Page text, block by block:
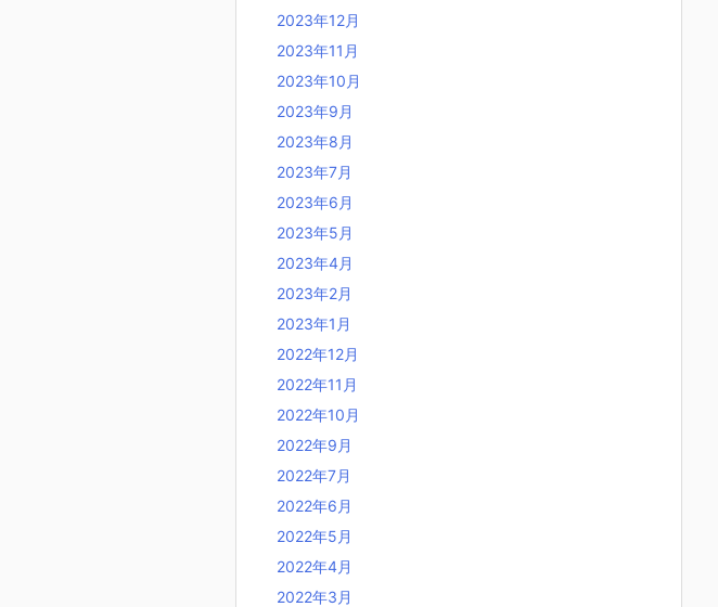
2023年12月
2023年11月
2023年10月
2023年9月
2023年8月
2023年7月
2023年6月
2023年5月
2023年4月
2023年2月
2023年1月
2022年12月
2022年11月
2022年10月
2022年9月
2022年7月
2022年6月
2022年5月
2022年4月
2022年3月